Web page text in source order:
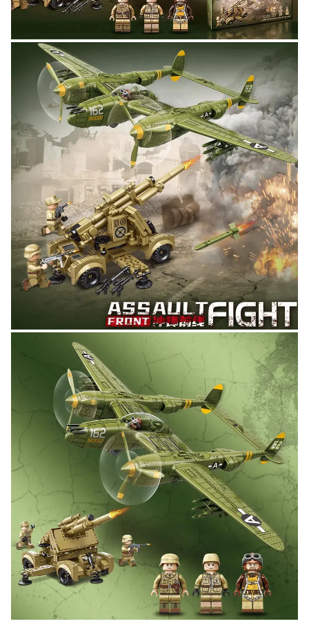
Участвуйте в конкурсах и розыгрышах в нашейгруппе
и выигрывайте отличные призы!
Подробные условия всех акций и бонусов...